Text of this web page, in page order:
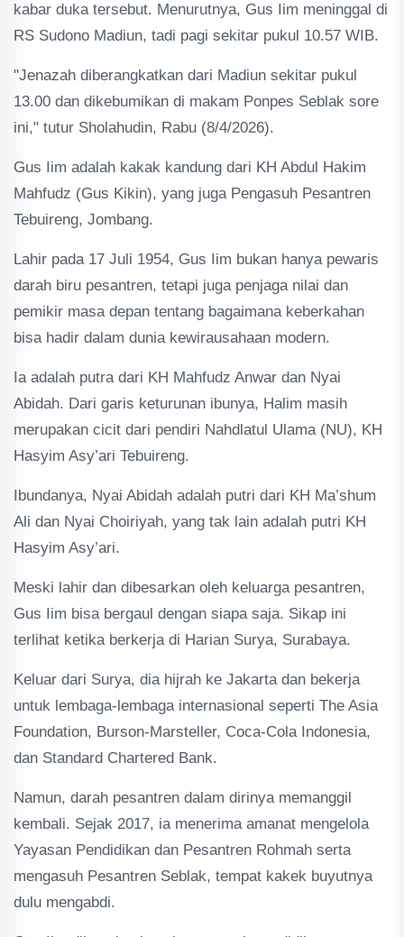
kabar duka tersebut. Menurutnya, Gus Iim meninggal di
RS Sudono Madiun, tadi pagi sekitar pukul 10.57 WIB.
"Jenazah diberangkatkan dari Madiun sekitar pukul
13.00 dan dikebumikan di makam Ponpes Seblak sore
ini," tutur Sholahudin, Rabu (8/4/2026).
Gus Iim adalah kakak kandung dari KH Abdul Hakim
Mahfudz (Gus Kikin), yang juga Pengasuh Pesantren
Tebuireng, Jombang.
Lahir pada 17 Juli 1954, Gus Iim bukan hanya pewaris
darah biru pesantren, tetapi juga penjaga nilai dan
pemikir masa depan tentang bagaimana keberkahan
bisa hadir dalam dunia kewirausahaan modern.
Ia adalah putra dari KH Mahfudz Anwar dan Nyai
Abidah. Dari garis keturunan ibunya, Halim masih
merupakan cicit dari pendiri Nahdlatul Ulama (NU), KH
Hasyim Asy’ari Tebuireng.
Ibundanya, Nyai Abidah adalah putri dari KH Ma’shum
Ali dan Nyai Choiriyah, yang tak lain adalah putri KH
Hasyim Asy’ari.
Meski lahir dan dibesarkan oleh keluarga pesantren,
Gus Iim bisa bergaul dengan siapa saja. Sikap ini
terlihat ketika berkerja di Harian Surya, Surabaya.
Keluar dari Surya, dia hijrah ke Jakarta dan bekerja
untuk lembaga-lembaga internasional seperti The Asia
Foundation, Burson-Marsteller, Coca-Cola Indonesia,
dan Standard Chartered Bank.
Namun, darah pesantren dalam dirinya memanggil
kembali. Sejak 2017, ia menerima amanat mengelola
Yayasan Pendidikan dan Pesantren Rohmah serta
mengasuh Pesantren Seblak, tempat kakek buyutnya
dulu mengabdi.